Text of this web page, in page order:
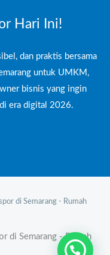
Hari Ini!
dan praktis bersama
untuk UMKM,
bisnis yang ingin
era digital 2026.
di Semarang - Rumah
di Semarang - Rumah